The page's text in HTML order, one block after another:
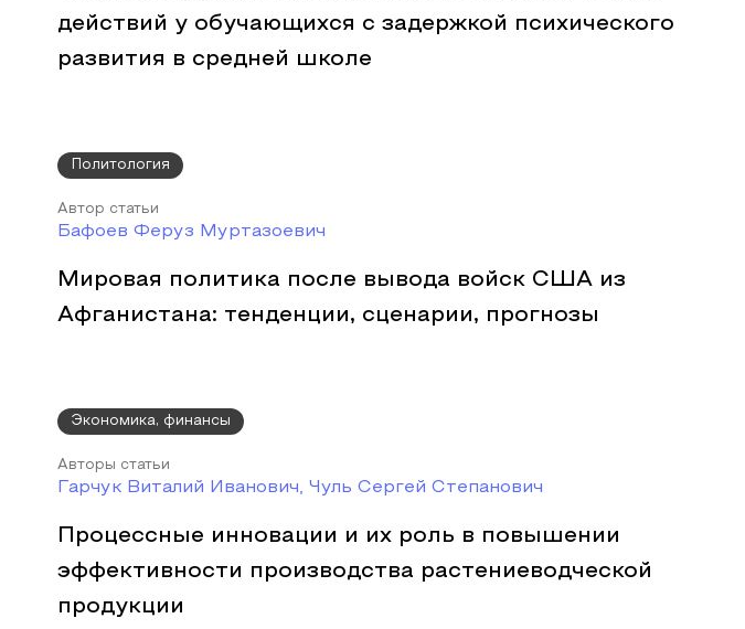
действий у обучающихся с задержкой психического
развития в средней школе
Политология
Автор статьи
Бафоев Феруз Муртазоевич
Мировая политика после вывода войск США из
Афганистана: тенденции, сценарии, прогнозы
Экономика, финансы
Авторы статьи
Гарчук Виталий Иванович, Чуль Сергей Степанович
Процессные инновации и их роль в повышении
эффективности производства растениеводческой
продукции